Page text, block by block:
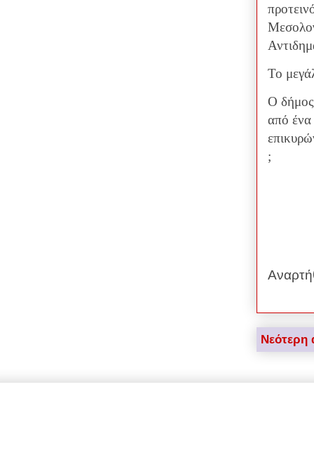
Το
Ο δήμος
από ένα
;
Νεότερη